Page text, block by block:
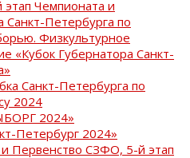
Чемпионата и
Санкт-Петербурга по
Физкультурное
«Кубок Губернатора Санкт-
Санкт-Петербурга по
2024
2024»
Петербург 2024»
Первенство СЗФО, 5-й этап